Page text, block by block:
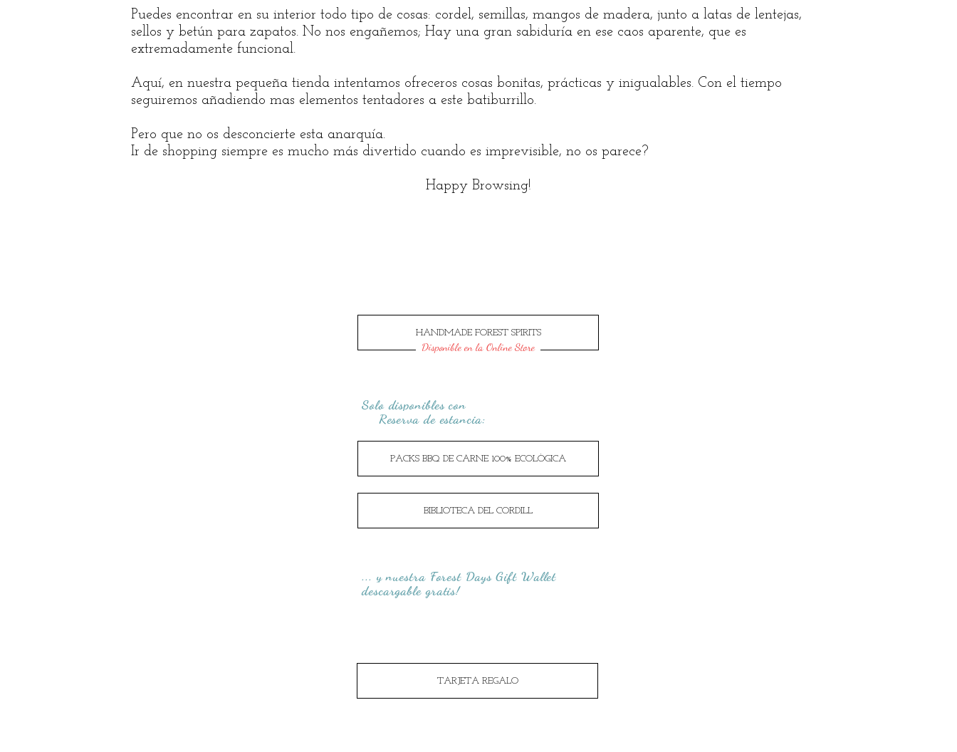
Puedes encontrar en su interior todo tipo de cosas: cordel, semillas, mangos de madera, junto a latas de lentejas,
sellos y betún para zapatos. No nos engañemos; Hay una gran sabiduría en ese caos aparente, que es
extremadamente funcional.
Aquí, en nuestra pequeña tienda intentamos ofreceros cosas bonitas, prácticas y inigualables. Con el tiempo
seguiremos añadiendo mas elementos tentadores a este batiburrillo.
Pero que no os desconcierte esta anarquía.
Ir de shopping siempre es mucho más divertido cuando es imprevisible, no os parece?
Happy Browsing!
HANDMADE FOREST SPIRITS
Disponible en la Online Store
Solo disponibles con
Reserva de estancia:
PACKS BBQ DE CARNE 100% ECOLÒGICA
BIBLIOTECA DEL CORDILL
... y nuestra Forest Days Gift Wallet
descargable gratis!
TARJETA REGALO